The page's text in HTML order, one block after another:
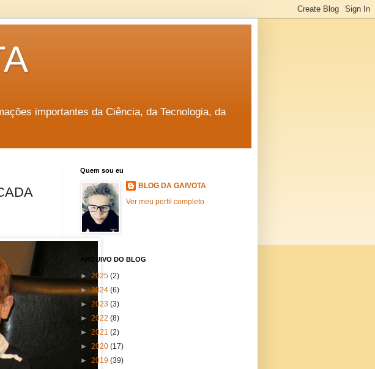
importantes da Ciência, da Tecnologia, da
Quem sou eu
BLOG DA GAIVOTA
Ver meu perfil completo
ARQUIVO DO BLOG
► 2025 (2)
►2024 (6)
► 2023 (3)
► 2022 (8)
► 2021 (2)
► 2020 (17)
► 2019 (39)